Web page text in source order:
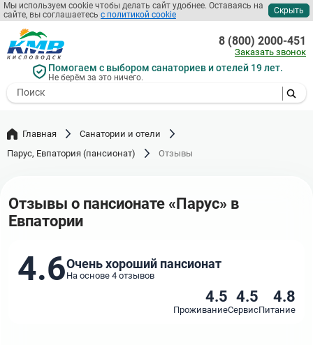
Мы используем cookie чтобы делать сайт удобнее. Оставаясь на
сайте, вы соглашаетесь с политикой cookie Скрыть
Перейти
к
основному
содержанию
Помогаем с выбором санаториев и отелей 19 лет.
Не берём за это ничего.
- I agree to the processing of my
8 (800) 2000-451
Заказать звонок
Главная
Санатории и отели
Парус, Евпатория (пансионат)
Отзывы
Отзывы о пансионате «Парус» в
Евпатории
4.6Очень хороший пансионат
На основе 4 отзывов
4.5
Проживание
4.5
Сервис
4.8
Питание